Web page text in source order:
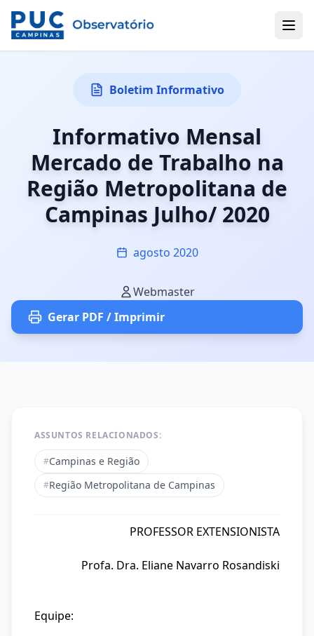
Boletim Informativo
Informativo Mensal
Mercado de Trabalho na
Região Metropolitana de
Campinas Julho/ 2020
agosto 2020
Webmaster
Gerar PDF / Imprimir
ASSUNTOS RELACIONADOS:
#Campinas e Região
#Região Metropolitana de Campinas
PROFESSOR EXTENSIONISTA
Profa. Dra. Eliane Navarro Rosandiski
Equipe: